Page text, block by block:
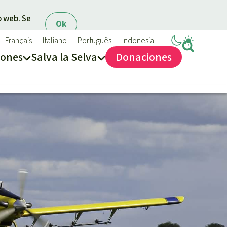
Ok
Se
Salva la Selva
Acerca de Salva la Selva
40 años Salva la Selva
FAQ
Transparencia
Contacto
Français Italiano Português Indonesia
Donaciones
Combatir y prevenir los